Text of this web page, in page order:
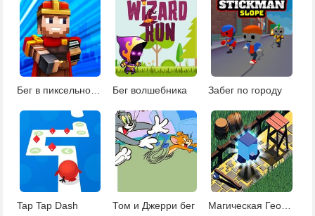
Бег в пиксельном городе Бег волшебника Забег по городу
Tap Tap Dash Том и Джерри бег Магическая Геометрия Даш